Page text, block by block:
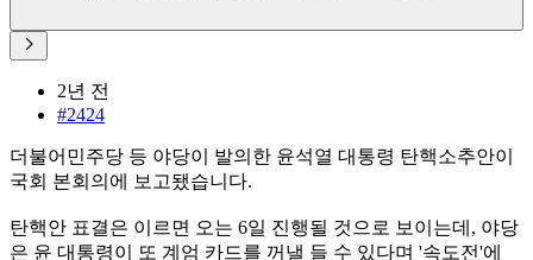
2년 전
#2424
더불어민주당 등 야당이 발의한 윤석열 대통령 탄핵소추안이
국회 본회의에 보고됐습니다.
탄핵안 표결은 이르면 오는 6일 진행될 것으로 보이는데, 야당
은 윤 대통령이 또 계엄 카드를 꺼낼 들 수 있다며 '속도전'에